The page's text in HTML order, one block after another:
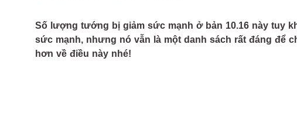
Số lượng tướng bị giảm sức mạnh ở bản 10.16 này tuy
sức mạnh, nhưng nó vẫn là một danh sách rất đáng để
hơn về điều này nhé!